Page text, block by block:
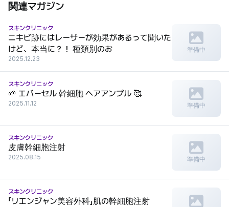
関連マガジン
スキンクリニック
ニキビ跡にはレーザーが効果があるって聞いた
けど、本当に？！ 種類別のお
2025.12.23
準備中
スキンクリニック
🌱 エバーセル 幹細胞 ヘアアンプル 🥰
2025.11.12 準備中
スキンクリニック
皮膚幹細胞注射
2025.08.15 準備中
スキンクリニック
「リエンジャン美容外科」肌の幹細胞注射